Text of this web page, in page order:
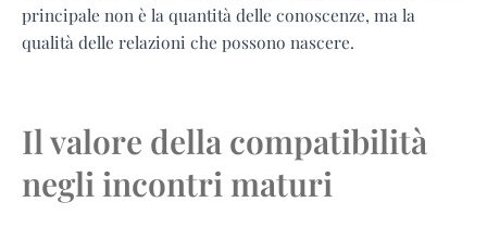
principale non è la quantità delle conoscenze, ma la
qualità delle relazioni che possono nascere.
Il valore della compatibilità
negli incontri maturi